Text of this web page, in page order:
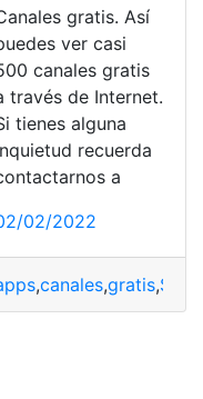
,PineNote,Samsung
gratis. Así
ver casi
canales gratis
través de Internet.
tienes alguna
recuerda
a
02/2022
,canales,gratis,